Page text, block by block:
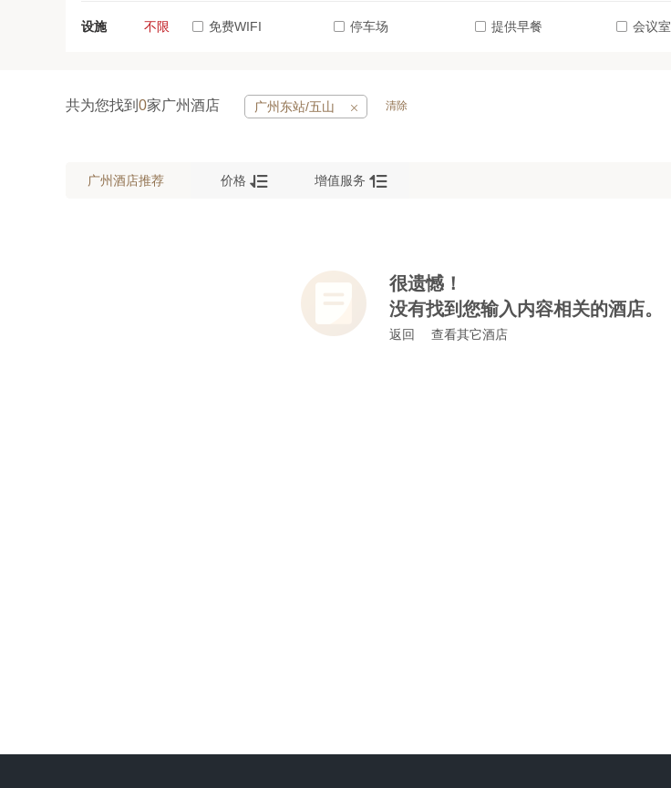
设施 不限 免费WIFI 停车场 提供早餐 会议室
共为您找到 0家广州酒店 广州东站/五山  清除
广州酒店推荐 价格  增值服务 
很遗憾！
没有找到您输入内容相关的酒店。
返回 查看其它酒店